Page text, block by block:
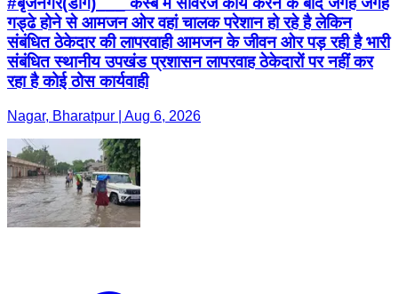
गड्ढे होने से आमजन ओर वहां चालक परेशान हो रहे है लेकिन
संबंधित ठेकेदार की लापरवाही आमजन के जीवन ओर पड़ रही है भारी
संबंधित स्थानीय उपखंड प्रशासन लापरवाह ठेकेदारों पर नहीं कर
रहा है कोई ठोस कार्यवाही
Nagar, Bharatpur | Aug 6, 2026